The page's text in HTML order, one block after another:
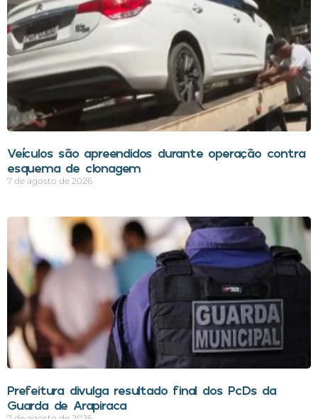
Veículos são apreendidos durante operação contra
esquema de clonagem
7 de agosto de 2026
Prefeitura divulga resultado final dos PcDs da
Guarda de Arapiraca